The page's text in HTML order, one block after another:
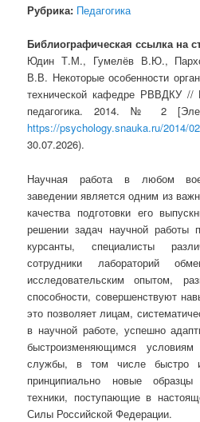
Рубрика: Педагогика
Библиографическая ссылка на
Юдин Т.М., Гумелёв В.Ю.,
В.В. Некоторые особенности
технической кафедре РВВДКУ //
педагогика. 2014. № 2
https://psychology.snauka.ru/2014/
30.07.2026).
Научная работа в любом
заведении является одним из
качества подготовки его
решении задач научной работы
курсанты, специалисты
сотрудники лабораторий
исследовательским опытом,
способности, совершенствуют
это позволяет лицам,
в научной работе, успешно
быстроизменяющимся
службы, в том числе быстро и
принципиально новые
техники, поступающие в
Силы Российской Федерации.